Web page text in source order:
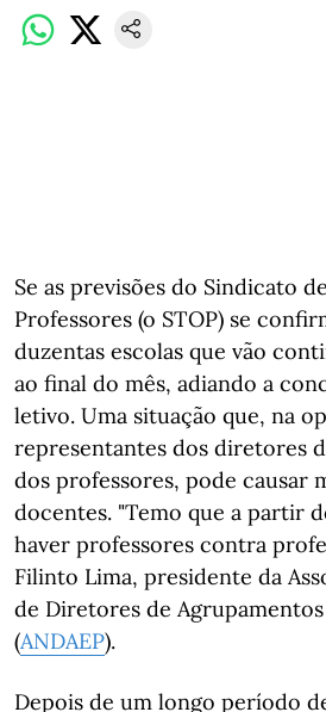
Se as previsões do Sindicato
Professores (o STOP) se
duzentas escolas que vão
ao final do mês, adiando a
letivo. Uma situação que, na
representantes dos diretores
dos professores, pode causar
docentes. "Temo que a partir
haver professores contra
Filinto Lima, presidente da
de Diretores de Agrupamentos
(ANDAEP).
Depois de um longo período